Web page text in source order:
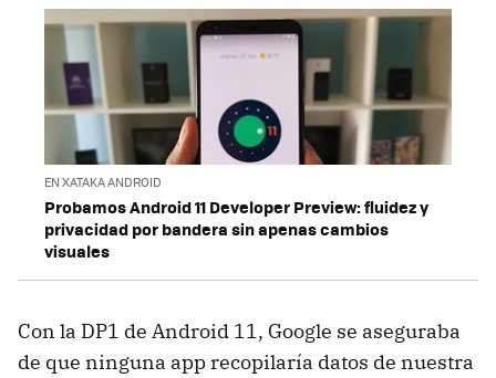
EN XATAKA ANDROID
Probamos Android 11 Developer Preview: fluidez y
privacidad por bandera sin apenas cambios
visuales
Con la DP1 de Android 11, Google se aseguraba
de que ninguna app recopilaría datos de nuestra